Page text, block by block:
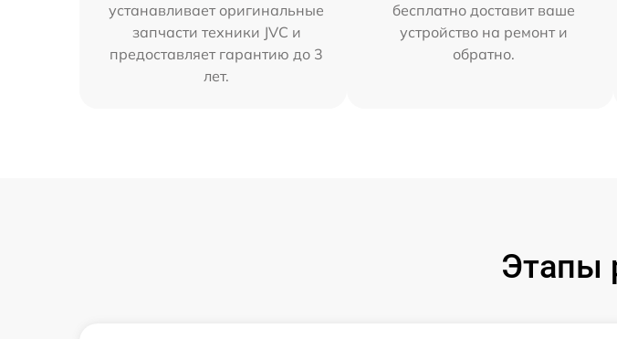
устанавливает оригинальные
запчасти техники JVC и
предоставляет гарантию до 3
лет.
бесплатно доставит ваше
устройство на ремонт и
обратно.
Этапы